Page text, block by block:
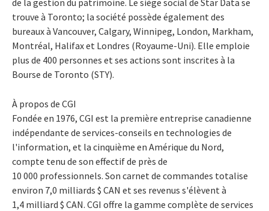
trouve à Toronto; la société possède également des
bureaux à Vancouver, Calgary, Winnipeg, London, Markham,
Montréal, Halifax et Londres (Royaume-Uni). Elle emploie
plus de 400 personnes et ses actions sont inscrites à la
Bourse de Toronto (STY).
À propos de CGI
Fondée en 1976, CGI est la première entreprise canadienne
indépendante de services-conseils en technologies de
l'information, et la cinquième en Amérique du Nord,
compte tenu de son effectif de près de
10 000 professionnels. Son carnet de commandes totalise
environ 7,0 milliards $ CAN et ses revenus s'élèvent à
1,4 milliard $ CAN. CGI offre la gamme complète de services